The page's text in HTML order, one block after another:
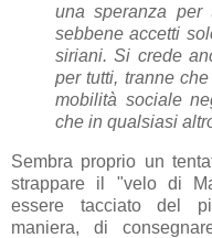
una speranza per
sebbene accetti
siriani. Si crede
per tutti, tranne
mobilità sociale
che in qualsiasi
Sembra proprio un
strappare il "velo di
essere tacciato del
maniera, di